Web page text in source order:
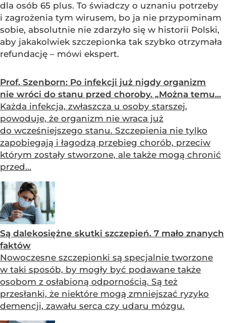
dla osób 65 plus. To świadczy o uznaniu potrzeby
i zagrożenia tym wirusem, bo ja nie przypominam
sobie, absolutnie nie zdarzyło się w historii Polski,
aby jakakolwiek szczepionka tak szybko otrzymała
refundację – mówi ekspert.
Prof. Szenborn: Po infekcji już nigdy organizm
nie wróci do stanu przed choroby. „Można temu...
Każda infekcja, zwłaszcza u osoby starszej,
powoduje, że organizm nie wraca już
do wcześniejszego stanu. Szczepienia nie tylko
zapobiegają i łagodzą przebieg chorób, przeciw
którym zostały stworzone, ale także mogą chronić
przed...
Są dalekosiężne skutki szczepień. 7 mało znanych
faktów
Nowoczesne szczepionki są specjalnie tworzone
w taki sposób, by mogły być podawane także
osobom z osłabioną odpornością. Są też
przesłanki, że niektóre mogą zmniejszać ryzyko
demencji, zawału serca czy udaru mózgu.